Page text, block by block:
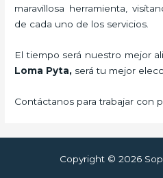
maravillosa herramienta,
de cada uno de los servicios.
El tiempo será nuestro mejor
Loma Pyta, será tu mejor
Contáctanos para trabajar con
Copyright © 2026